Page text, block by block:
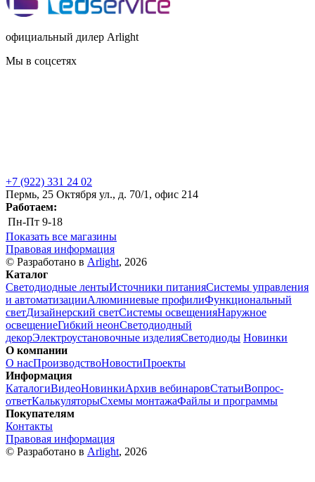
официальный дилер Arlight
Мы в соцсетях
+7 (922) 331 24 02
Пермь, 25 Октября ул., д. 70/1, офис 214
Работаем:
Пн-Пт 9-18
Показать все магазины
Правовая информация
© Разработано в Arlight, 2026
Каталог
Светодиодные лентыИсточники питанияСистемы управления
и автоматизацииАлюминиевые профилиФункциональный
светДизайнерский светСистемы освещенияНаружное
освещениеГибкий неонСветодиодный
декорЭлектроустановочные изделияСветодиоды Новинки
О компании
О насПроизводствоНовостиПроекты
Информация
КаталогиВидеоНовинкиАрхив вебинаровСтатьиВопрос-
ответКалькуляторыСхемы монтажаФайлы и программы
Покупателям
Контакты
Правовая информация
© Разработано в Arlight, 2026